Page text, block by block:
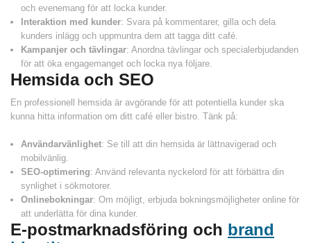
och evenemang för att locka kunder.
Interaktion med kunder: Svara på kommentarer, gilla och dela
kunders inlägg och uppmuntra dem att tagga ditt café.
Kampanjer och tävlingar: Anordna tävlingar och specialerbjudanden
för att öka engagemanget och locka nya följare.
Hemsida och SEO
En professionell hemsida är avgörande för att potentiella kunder ska
kunna hitta information om ditt café eller bistro. Tänk på:
Användarvänlighet: Se till att din hemsida är lättnavigerad och
mobilvänlig.
SEO-optimering: Använd relevanta nyckelord för att förbättra din
synlighet i sökmotorer.
Onlinebokningar: Om möjligt, erbjuda bokningsmöjligheter online för
att underlätta för dina kunder.
E-postmarknadsföring och brand